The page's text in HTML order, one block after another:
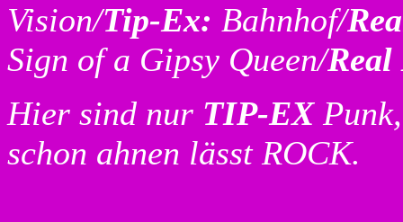
Vision/Tip-Ex: Bahnhof/
Sign of a Gipsy Queen/
Hier sind nur TIP-EX
schon ahnen lässt ROCK.